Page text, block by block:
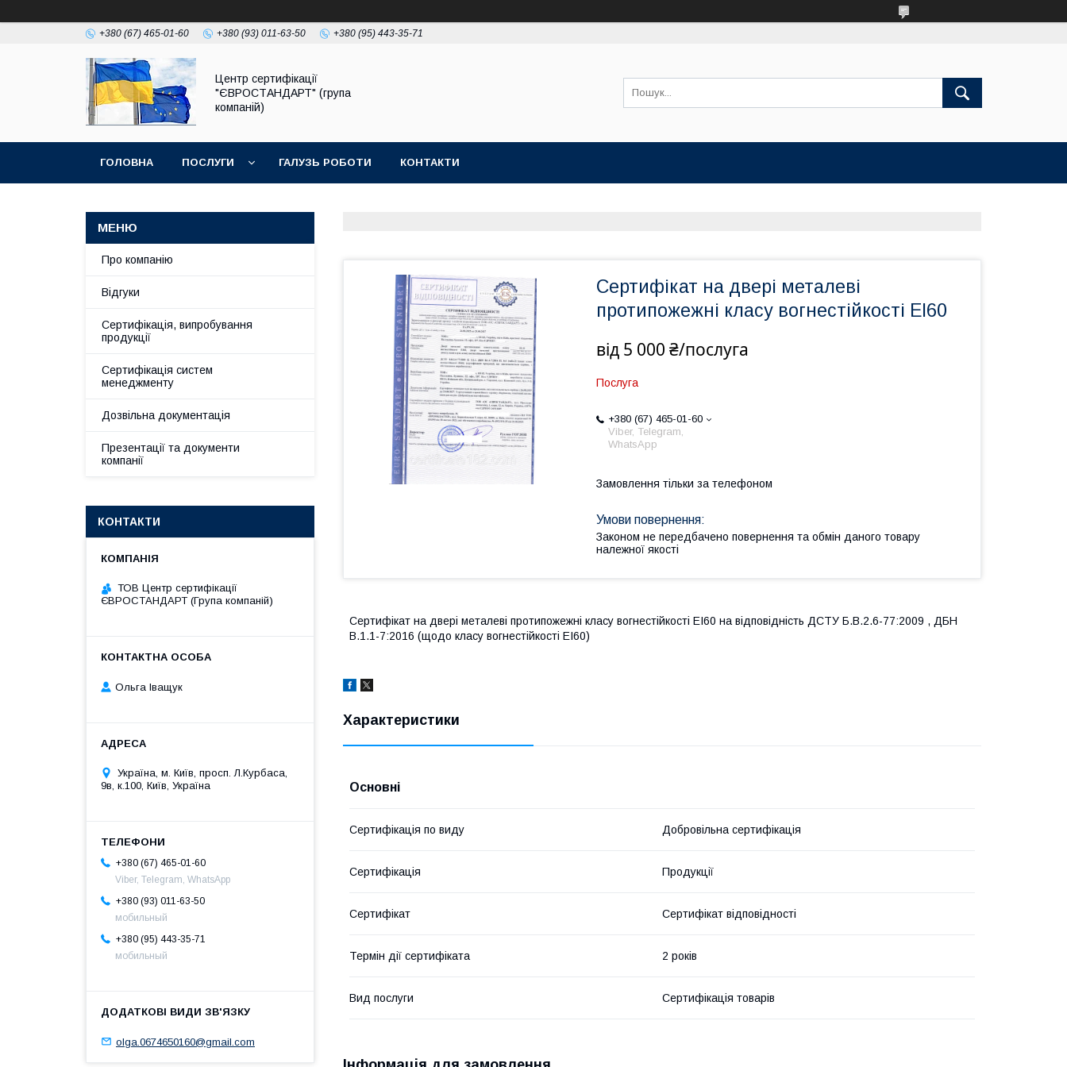
+380 (67) 465-01-60 +380 (93) 011-63-50 +380 (95) 443-35-71
Центр сертифікації
"ЄВРОСТАНДАРТ" (група
компаній)
ГОЛОВНА ПОСЛУГИ ГАЛУЗЬ РОБОТИ КОНТАКТИ
Сертифікат на двері металеві
протипожежні класу вогнестійкості ЕІ60
від 5 000 ₴/послуга
Послуга
+380 (67) 465-01-60
Viber, Telegram,
WhatsApp
Замовлення тільки за телефоном
Законом не передбачено повернення та обмін даного товару
належної якості
Сертифікат на двері металеві протипожежні класу вогнестійкості ЕІ60 на відповідність ДСТУ Б.В.2.6-77:2009 , ДБН
В.1.1-7:2016 (щодо класу вогнестійкості ЕІ60)
Характеристики
Основні
Сертифікація по виду Добровільна сертифікація
Сертифікація Продукції
Сертифікат Сертифікат відповідності
Термін дії сертифіката 2 років
Вид послуги Сертифікація товарів
Про компанію
Відгуки
Сертифікація, випробування
продукції
Сертифікація систем
менеджменту
Дозвільна документація
Презентації та документи
компанії
КОНТАКТИ
ТОВ Центр сертифікації
ЄВРОСТАНДАРТ (Група компаній)
Ольга Іващук
Україна, м. Київ, просп. Л.Курбаса,
9в, к.100, Київ, Україна
+380 (67) 465-01-60
Viber, Telegram, WhatsApp
+380 (93) 011-63-50
мобильный
+380 (95) 443-35-71
мобильный
olga.0674650160@gmail.com